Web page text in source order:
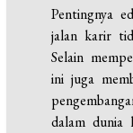
Pentingnya
jalan karir
Selain
ini juga
dalam dunia